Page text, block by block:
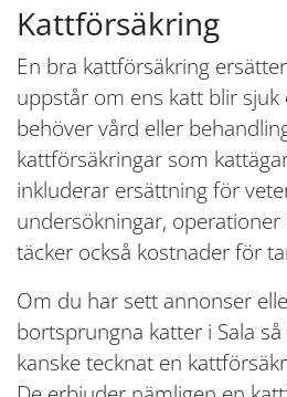
Kattförsäkring
En bra kattförsäkring
uppstår om ens katt blir sjuk
behöver vård eller
kattförsäkringar som
inkluderar ersättning för
undersökningar,
täcker också kostnader för
Om du har sett annonser
bortsprungna katter i Sala
kanske tecknat en